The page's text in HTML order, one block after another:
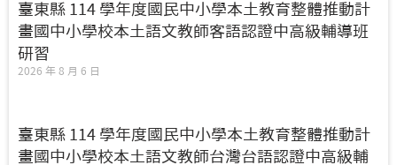
臺東縣 114 學年度國民中小學本土教育整體推動計
畫國中小學校本土語文教師客語認證中高級輔導班
研習
2026 年 8 月 6 日
臺東縣 114 學年度國民中小學本土教育整體推動計
畫國中小學校本土語文教師台灣台語認證中高級輔